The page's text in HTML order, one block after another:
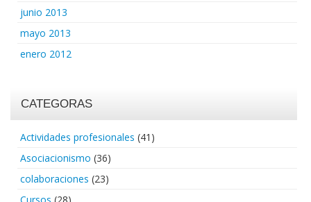
junio 2013
mayo 2013
enero 2012
CATEGORAS
Actividades profesionales (41)
Asociacionismo (36)
colaboraciones (23)